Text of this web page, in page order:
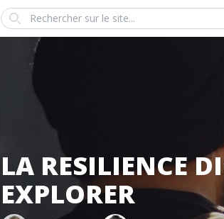
Search
LA RESILIENCE
EXPLORER